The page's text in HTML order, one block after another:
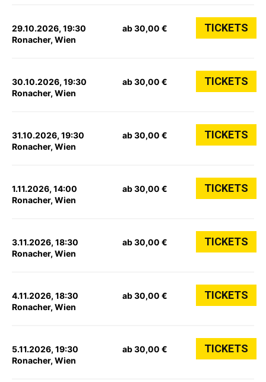
29.10.2026, 19:30
Ronacher, Wien
ab 30,00 € TICKETS
30.10.2026, 19:30
Ronacher, Wien
ab 30,00 € TICKETS
31.10.2026, 19:30
Ronacher, Wien
ab 30,00 € TICKETS
1.11.2026, 14:00
Ronacher, Wien
ab 30,00 € TICKETS
3.11.2026, 18:30
Ronacher, Wien
ab 30,00 € TICKETS
4.11.2026, 18:30
Ronacher, Wien
ab 30,00 € TICKETS
5.11.2026, 19:30
Ronacher, Wien
ab 30,00 € TICKETS